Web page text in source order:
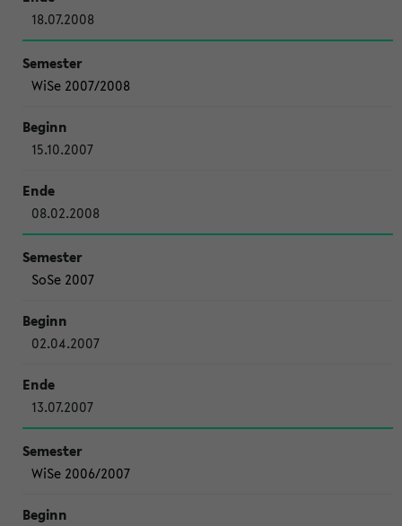
18.07.2008
WiSe 2007/2008
15.10.2007
08.02.2008
SoSe 2007
02.04.2007
13.07.2007
WiSe 2006/2007